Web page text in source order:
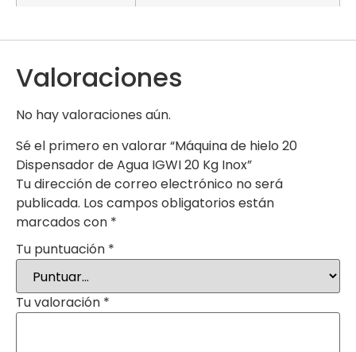
Valoraciones
No hay valoraciones aún.
Sé el primero en valorar “Máquina de hielo 20
Dispensador de Agua IGWI 20 Kg Inox”
Tu dirección de correo electrónico no será
publicada. Los campos obligatorios están
marcados con *
Tu puntuación *
Tu valoración *